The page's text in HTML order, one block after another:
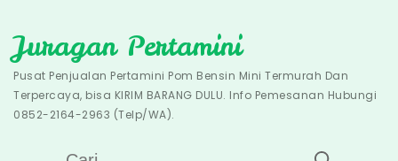
to
content
Juragan Pertamini
Pusat Penjualan Pertamini Pom Bensin Mini Termurah Dan
Terpercaya, bisa KIRIM BARANG DULU. Info Pemesanan Hubungi
0852-2164-2963 (Telp/WA).
Cari